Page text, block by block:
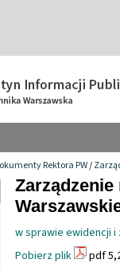
Rektora PW/
w sprawie ewidencji i
Pobierz plik
pdf